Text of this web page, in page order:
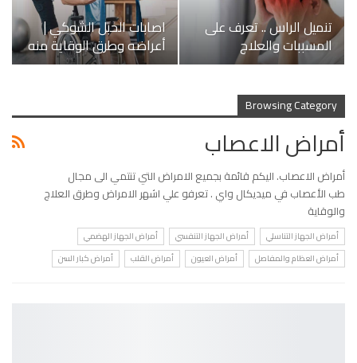
تنميل الراس .. تعرف على
المسببات والعلاج
اصابات الحبل الشوكي |
أعراضه وطرق الوقاية منه
Browsing Category
أمراض الاعصاب
أمراض الاعصاب. اليكم قائمة بجميع الامراض التي تنتمي الى مجال
طب الأعصاب في ميديكال واي . تعرفو علي اشهر الامراض وطرق العلاج
والوقاية
أمراض الجهاز التناسلي أﻤراض اﻟﺠﻬﺎز اﻟﺘﻨﻔﺴﻲ
أمراض الجهاز الهضمي
أمراض العظام والمفاصل
أمراض العيون أمراض القلب أمراض كبار السن